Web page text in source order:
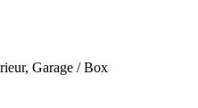
Garage / Box